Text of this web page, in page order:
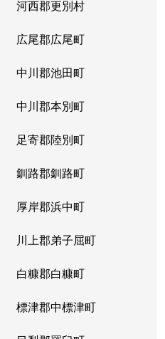
河西郡更別村
広尾郡広尾町
中川郡池田町
中川郡本別町
足寄郡陸別町
釧路郡釧路町
厚岸郡浜中町
川上郡弟子屈町
白糠郡白糠町
標津郡中標津町